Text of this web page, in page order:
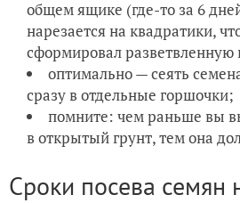
общем ящике (где-то за 6
нарезается на квадратики,
сформировал разветвленную
оптимально — сеять
сразу в отдельные горшочки;
помните: чем раньше вы
в открытый грунт, тем она
Сроки посева семян